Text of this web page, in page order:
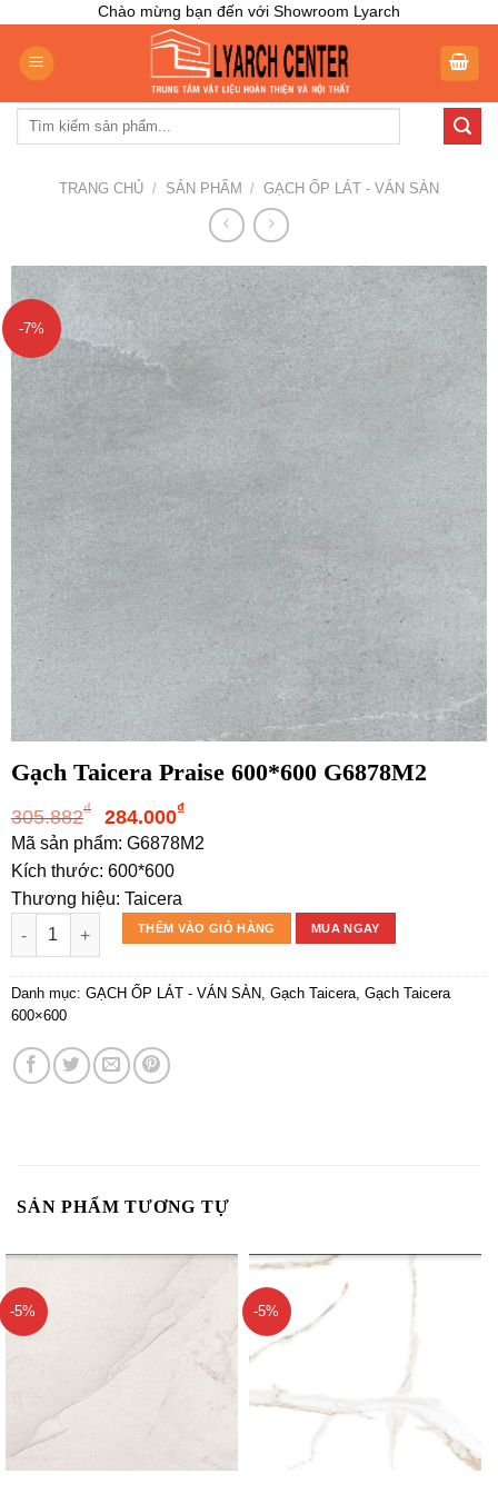
content
Chào mừng bạn đến với Showroom Lyarch
Tìm
TRANG CHỦ / SẢN PHẨM / GẠCH ỐP LÁT - VÁN SÀN
-7%
Gạch Taicera Praise 600*600 G6878M2
305.882₫
Giá
gốc
là:
305.882₫.
284.000₫Giá
hiện
284.000₫.
Mã sản phẩm: G6878M2
Kích thước: 600*600
Thương hiệu: Taicera
Gạch Taicera Praise 600*600 G6878M2 số lượng
THÊM VÀO GIỎ HÀNG MUA NGAY
Danh mục: GẠCH ỐP LÁT - VÁN SÀN, Gạch Taicera, Gạch Taicera
600×600
SẢN PHẨM TƯƠNG TỰ
-5% -5%